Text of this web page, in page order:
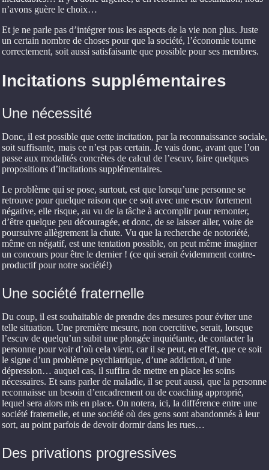
n’avons guère le choix…
Et je ne parle pas d’intégrer tous les aspects de la vie non plus. Juste
un certain nombre de choses pour que la société, l’économie tourne
correctement, soit aussi satisfaisante que possible pour ses membres.
Incitations supplémentaires
Une nécessité
Donc, il est possible que cette incitation, par la reconnaissance sociale,
soit suffisante, mais ce n’est pas certain. Je vais donc, avant que l’on
passe aux modalités concrètes de calcul de l’escuv, faire quelques
propositions d’incitations supplémentaires.
Le problème qui se pose, surtout, est que lorsqu’une personne se
retrouve pour quelque raison que ce soit avec une escuv fortement
négative, elle risque, au vu de la tâche à accomplir pour remonter,
d’être quelque peu découragée, et donc, de se laisser aller, voire de
poursuivre allègrement la chute. Vu que la recherche de notoriété,
même en négatif, est une tentation possible, on peut même imaginer
un concours pour être le dernier ! (ce qui serait évidemment contre-
productif pour notre société!)
Une société fraternelle
Du coup, il est souhaitable de prendre des mesures pour éviter une
telle situation. Une première mesure, non coercitive, serait, lorsque
l’escuv de quelqu’un subit une plongée inquiétante, de contacter la
personne pour voir d’où cela vient, car il se peut, en effet, que ce soit
le signe d’un problème psychiatrique, d’une addiction, d’une
dépression… auquel cas, il suffira de mettre en place les soins
nécessaires. Et sans parler de maladie, il se peut aussi, que la personne
reconnaisse un besoin d’encadrement ou de coaching approprié,
lequel sera alors mis en place. On notera, ici, la différence entre une
société fraternelle, et une société où des gens sont abandonnés à leur
sort, au point parfois de devoir dormir dans les rues…
Des privations progressives